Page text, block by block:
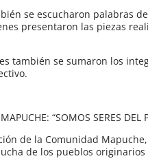
se escucharon palabras
presentaron las piezas
también se sumaron los
“SOMOS SERES DEL
de la Comunidad
de los pueblos